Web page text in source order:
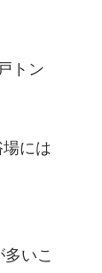
トン
には
いこ